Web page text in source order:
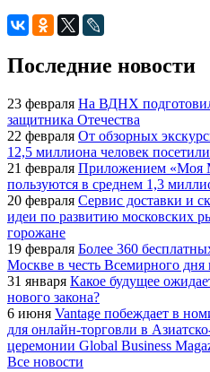
Последние новости
23 февраля На ВДНХ
защитника Отечества
22 февраля От обзорных
12,5 миллиона человек
21 февраля Приложением «Моя
пользуются в среднем 1,3
20 февраля Сервис доставки и
идеи по развитию московских
горожане
19 февраля Более 360
Москве в честь Всемирного дня
31 января Какое будущее
нового закона?
6 июня Vantage побеждает в
для онлайн-торговли в
церемонии Global Business
Все новости